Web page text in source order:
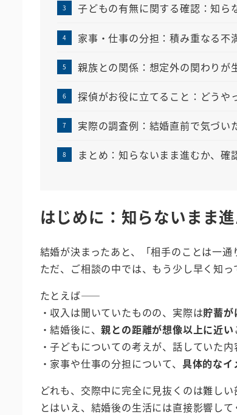
子どもの有無に関する確認：知ら
家事・仕事の分担：積み重なる不
親族との関係：想定外の関わりが
探偵がお役に立てること：どうや
実際の調査例：結婚直前で気づい
まとめ：知らないまま進むか、確
はじめに：知らないまま
結婚が決まったあと、「相手のことは一
ただ、ご相談の中では、もう少し早く知
たとえば――
・収入は聞いていたものの、実際は貯蓄が
・結婚後に、親との距離が想像以上に近い
・子どもについての考えが、話していた
・家事や仕事の分担について、 具体的なイ
どれも、交際中に完全に見抜くのは難しい
とはいえ、結婚後の生活には直接影響して